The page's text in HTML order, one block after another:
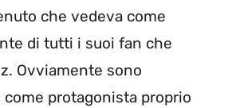
che vedeva come
di tutti i suoi fan che
Ovviamente sono
protagonista proprio